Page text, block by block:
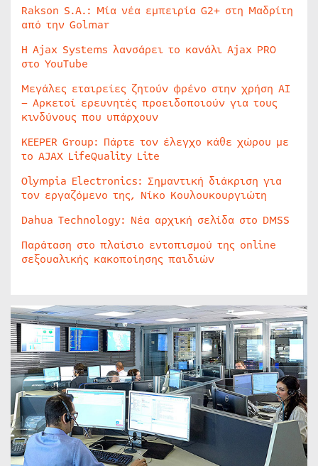
Rakson S.A.: Μία νέα εμπειρία G2+ στη Μαδρίτη
από την Golmar
Η Ajax Systems λανσάρει το κανάλι Ajax PRO
στο YouTube
Μεγάλες εταιρείες ζητούν φρένο στην χρήση AI
– Αρκετοί ερευνητές προειδοποιούν για τους
κινδύνους που υπάρχουν
KEEPER Group: Πάρτε τον έλεγχο κάθε χώρου με
το AJAX LifeQuality Lite
Olympia Electronics: Σημαντική διάκριση για
τον εργαζόμενο της, Νίκο Κουλουκουργιώτη
Dahua Technology: Νέα αρχική σελίδα στο DMSS
Παράταση στο πλαίσιο εντοπισμού της online
σεξουαλικής κακοποίησης παιδιών